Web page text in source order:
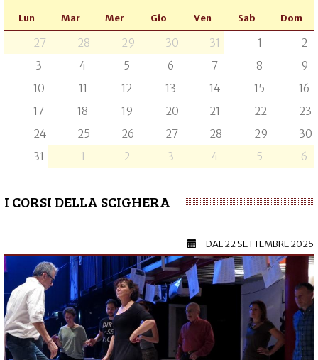
Lun Mar Mer Gio Ven Sab Dom
27 28 29 30 31 1
2
3
4 5 6 7 8
9
10
11 12 13 14 15
16
17
18 19 20 21 22
23
24
25 26 27 28 29
30
31
1 2 3 4 5 6
I CORSI DELLA SCIGHERA
DAL22 SETTEMBRE 2025